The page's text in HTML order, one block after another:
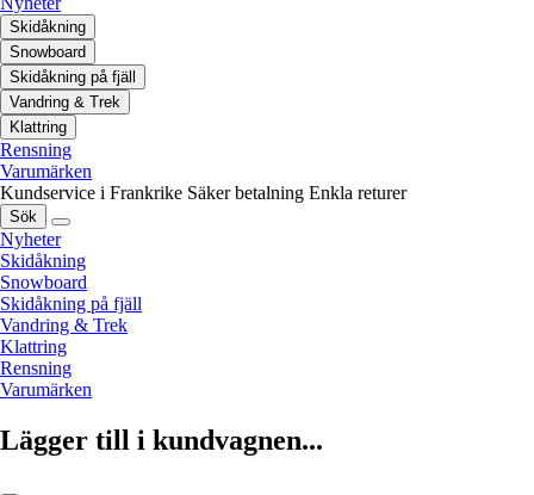
Skidåkning
Snowboard
Skidåkning på fjäll
Vandring & Trek
Klattring
Rensning
Varumärken
Kundservice i Frankrike Säker betalning Enkla returer
Sök
Nyheter
Skidåkning
Snowboard
Skidåkning på fjäll
Vandring & Trek
Klattring
Rensning
Varumärken
Lägger till i kundvagnen...